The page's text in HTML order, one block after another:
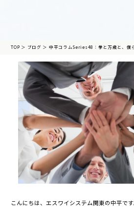
TOP ＞ ブログ ＞ 中平コラムSeries48：拳と万歳と、僕
こんにちは、エスワイシステム関東の中平です